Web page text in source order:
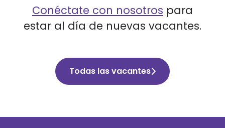
Conéctate con nosotros para
estar al día de nuevas vacantes.
Todas las vacantes